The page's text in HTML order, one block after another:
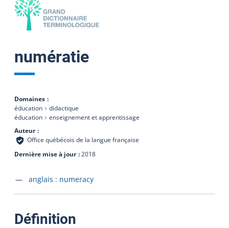
numératie
Domaines
éducation
didactique
éducation
enseignement et apprentissage
Auteur
Office québécois de la langue française
Dernière mise à jour 2018
Accéder à la fiche en
anglais : numeracy
Définition